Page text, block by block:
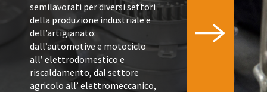
semilavorati per diversi settori
della produzione industriale e
dell’artigianato:
dall’automotive e motociclo
all’ elettrodomestico e
riscaldamento, dal settore
agricolo all’ elettromeccanico,